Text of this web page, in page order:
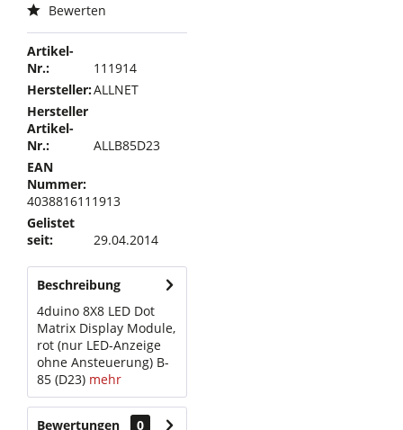
Bewerten
Artikel-
Nr.:
111914
Hersteller:ALLNET
Hersteller
Artikel-
Nr.:
ALLB85D23
EAN
Nummer:
4038816111913
Gelistet
seit:
29.04.2014
Beschreibung
4duino 8X8 LED Dot
Matrix Display Module,
rot (nur LED-Anzeige
ohne Ansteuerung) B-
85 (D23) mehr
Bewertungen
0